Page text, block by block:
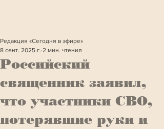
Российский
священник заявил,
что участники СВО,
потерявшие руки и
Редакция «Сегодня в эфире»
8 сент. 2025 г. 2 мин. чтения